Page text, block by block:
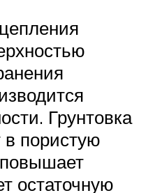
Грунтовка
пористую
повышает
остаточную